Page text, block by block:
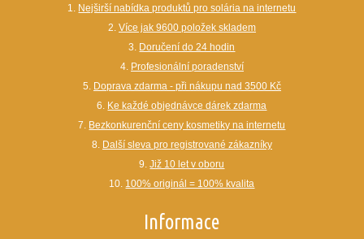
1. Nejširší nabídka produktů pro solária na internetu
2. Více jak 9600 položek skladem
3. Doručení do 24 hodin
4. Profesionální poradenství
5. Doprava zdarma - při nákupu nad 3500 Kč
6. Ke každé objednávce dárek zdarma
7. Bezkonkurenční ceny kosmetiky na internetu
8. Další sleva pro registrované zákazníky
9.Již 10 let v oboru
10. 100% originál = 100% kvalita
Informace